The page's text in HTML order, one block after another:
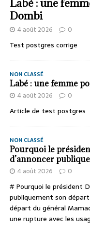
Labé : une
Dombi
4 août 2026 0
Test postgres corrige
NON CLASSÉ
Labé : une femme
4 août 2026 0
Article de test postgres
NON CLASSÉ
Pourquoi le
d’annoncer
4 août 2026 0
# Pourquoi le président
publiquement son
départ du général
une rupture avec les